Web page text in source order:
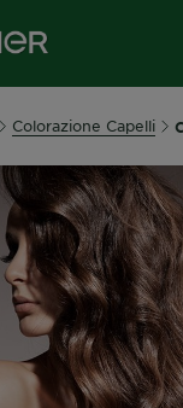
Colorazione Capelli